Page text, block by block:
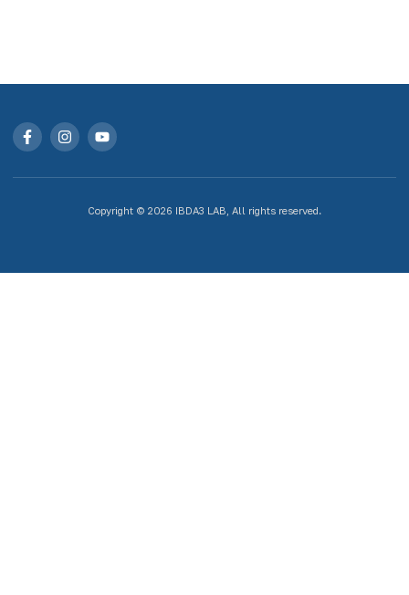
Copyright © 2026 IBDA3 LAB, All rights reserved.